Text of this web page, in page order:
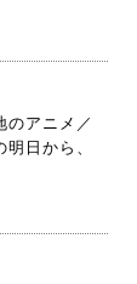
のアニメ／
明日から、